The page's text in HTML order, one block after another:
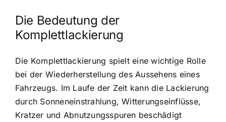
Die Bedeutung der
Komplettlackierung
Die Komplettlackierung spielt eine wichtige Rolle
bei der Wiederherstellung des Aussehens eines
Fahrzeugs. Im Laufe der Zeit kann die Lackierung
durch Sonneneinstrahlung, Witterungseinflüsse,
Kratzer und Abnutzungsspuren beschädigt